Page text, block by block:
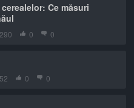
Ce măsuri
0 0
0 0